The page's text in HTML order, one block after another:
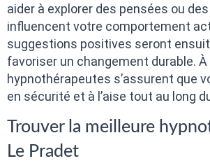
aider à explorer des pensées ou
influencent votre comportement
suggestions positives seront
favoriser un changement durable. À
hypnothérapeutes s’assurent que
en sécurité et à l’aise tout au long
Trouver la meilleure
Le Pradet